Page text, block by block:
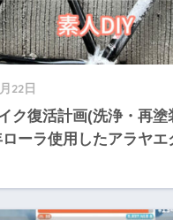
22日
ク復活計画(洗浄・再塗
ーラ使用したアラヤエ